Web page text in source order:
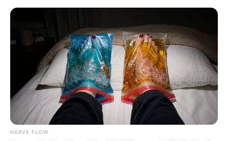
Flor de feltro diferenciada e fácil
de fazer
NERVE FLOW